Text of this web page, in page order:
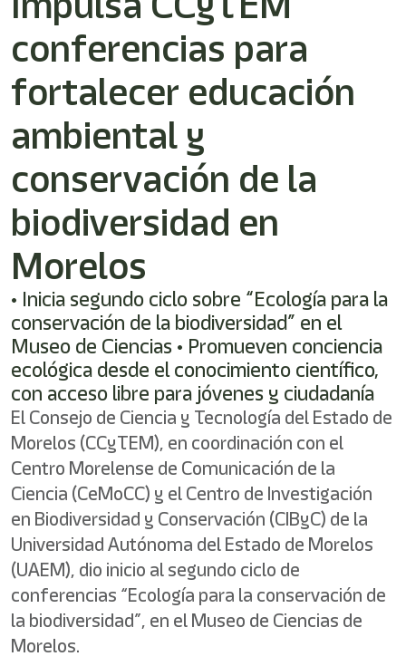
Este
directo
lector
de
pantalla
ayudarle
navegar
interactuar
con
contenido.
conferencias para
fortalecer educación
ambiental y
conservación de la
biodiversidad en
Morelos
• Inicia segundo ciclo sobre “Ecología para la
conservación de la biodiversidad” en el
Museo de Ciencias • Promueven conciencia
ecológica desde el conocimiento científico,
con acceso libre para jóvenes y ciudadanía
El Consejo de Ciencia y Tecnología del Estado de
Morelos (CCyTEM), en coordinación con el
Centro Morelense de Comunicación de la
Ciencia (CeMoCC) y el Centro de Investigación
en Biodiversidad y Conservación (CIByC) de la
Universidad Autónoma del Estado de Morelos
(UAEM), dio inicio al segundo ciclo de
conferencias “Ecología para la conservación de
la biodiversidad”, en el Museo de Ciencias de
Morelos.